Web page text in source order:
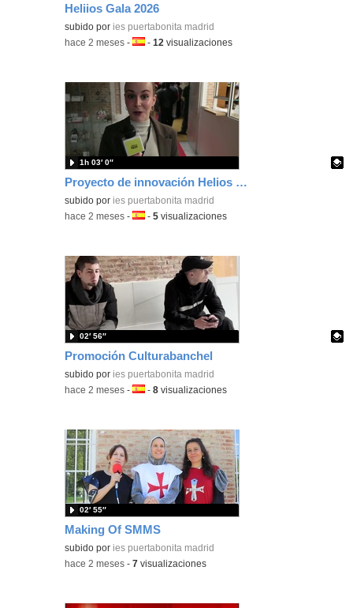
Heliios Gala 2026
Contenido educativo.
subido pories puertabonita madrid
-hace 2 meses -Idioma:
-12 visualizaciones
Proyecto de innovación Helios Gala 2026
Contenido educativo.
subido pories puertabonita madrid
1h 03′ 0″
-hace 2 meses -Idioma:
-5 visualizaciones
Promoción Culturabanchel
Contenido educativo.
subido pories puertabonita madrid
02′ 56″
-hace 2 meses -Idioma:
-8 visualizaciones
Making Of SMMS
subido pories puertabonita madrid
02′ 55″
-hace 2 meses -7 visualizaciones